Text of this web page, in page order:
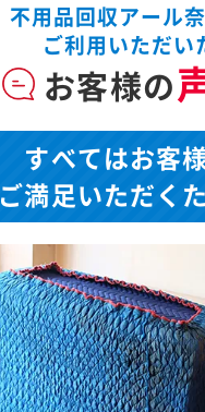
不用品回収アール
ご利用いただい
お客様の
すべてはお客
ご満足いただく